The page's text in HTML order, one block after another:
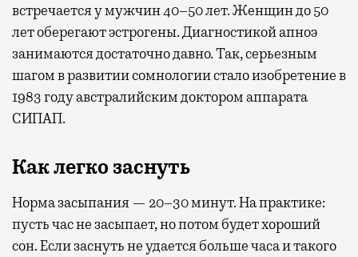
встречается у мужчин 40–50 лет. Женщин до 50
лет оберегают эстрогены. Диагностикой апноэ
занимаются достаточно давно. Так, серьезным
шагом в развитии сомнологии стало изобретение в
1983 году австралийским доктором аппарата
СИПАП.
Как легко заснуть
Норма засыпания — 20–30 минут. На практике:
пусть час не засыпает, но потом будет хороший
сон. Если заснуть не удается больше часа и такого